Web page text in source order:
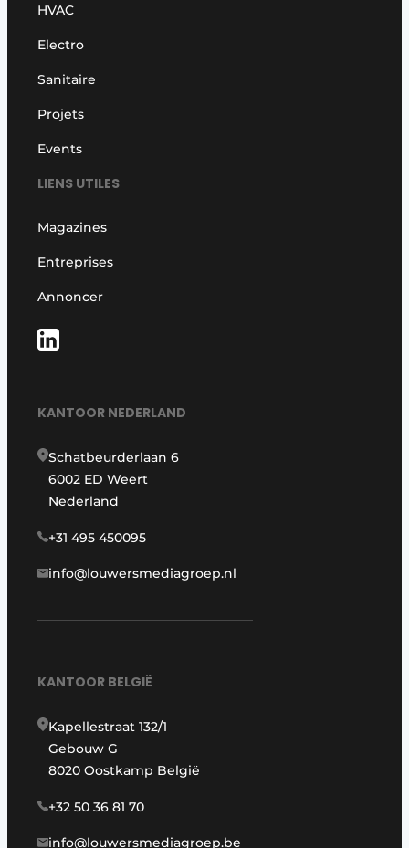
HVAC
Electro
Sanitaire
Projets
Events
LIENS UTILES
Magazines
Entreprises
Annoncer
KANTOOR NEDERLAND
Schatbeurderlaan 6
6002 ED Weert
Nederland
+31 495 450095
info@louwersmediagroep.nl
KANTOOR BELGIË
Kapellestraat 132/1
Gebouw G
8020 Oostkamp België
+32 50 36 81 70
info@louwersmediagroep.be